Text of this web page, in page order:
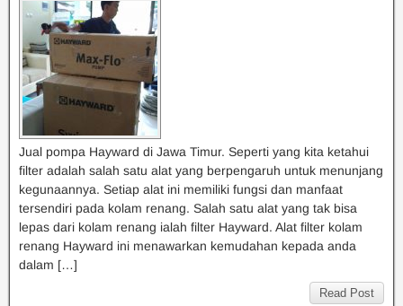
Jual pompa Hayward di Jawa Timur. Seperti yang kita ketahui
filter adalah salah satu alat yang berpengaruh untuk menunjang
kegunaannya. Setiap alat ini memiliki fungsi dan manfaat
tersendiri pada kolam renang. Salah satu alat yang tak bisa
lepas dari kolam renang ialah filter Hayward. Alat filter kolam
renang Hayward ini menawarkan kemudahan kepada anda
dalam […]
Read Post